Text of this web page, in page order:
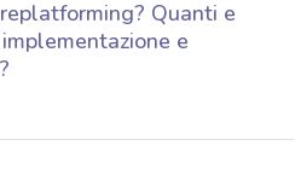
Quanti e
e